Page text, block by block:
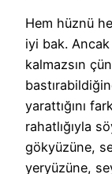
Hem hüznü
iyi bak.
kalmazsın
yarattığını
rahatlığıyla
gökyüzüne,
yeryüzüne,